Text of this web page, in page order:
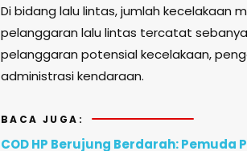
Di bidang lalu lintas, jumlah kecelakaan
pelanggaran lalu lintas tercatat
pelanggaran potensial kecelakaan,
administrasi kendaraan.
BACA JUGA:
COD HP Berujung Berdarah: